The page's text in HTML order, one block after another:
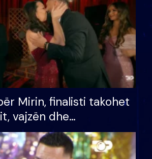
Mirin, finalisti takohet
vajzën dhe
S’kemi ndonjë letër